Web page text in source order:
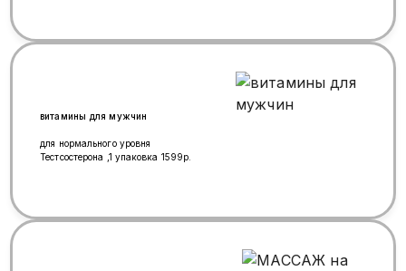
Наращивание ресниц
витамины для мужчин
для нормального уровня
Тестсостерона ,1 упаковка 1599р.